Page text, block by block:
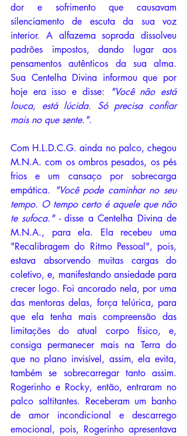
dor e sofrimento que causavam
silenciamento de escuta da sua voz
interior. A alfazema soprada dissolveu
padrões impostos, dando lugar aos
pensamentos autênticos da sua alma.
Sua Centelha Divina informou que por
hoje era isso e disse:
"Você não está
louca, está lúcida. Só precisa confiar
mais no que sente.".
Com H.L.D.C.G. ainda no palco, chegou
M.N.A. com os ombros pesados, os pés
frios e um cansaço por sobrecarga
empática. "Você pode caminhar no seu
tempo. O tempo certo é aquele que não
te sufoca." - disse a Centelha Divina de
M.N.A., para ela. Ela recebeu uma
"Recalibragem do Ritmo Pessoal", pois,
estava absorvendo muitas cargas do
coletivo, e, manifestando ansiedade para
crecer logo. Foi ancorado nela, por uma
das mentoras delas, força telúrica, para
que ela tenha mais compreensão das
limitações do atual corpo físico, e,
consiga permanecer mais na Terra do
que no plano invisível, assim, ela evita,
também se sobrecarregar tanto assim.
Rogerinho e Rocky, então, entraram no
palco saltitantes. Receberam um banho
de amor incondicional e descarrego
emocional, pois, Rogerinho apresentava